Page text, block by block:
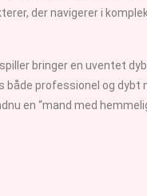
der navigerer i
bringer en uventet
professionel og
en “mand med